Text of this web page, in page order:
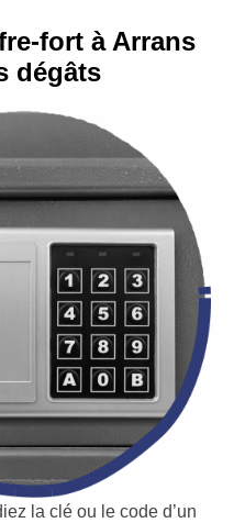
fort à Arrans
dégâts
la clé ou le code d’un